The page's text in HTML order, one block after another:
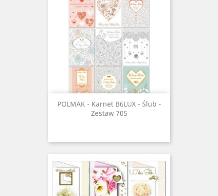
POLMAK - Karnet B6LUX - Ślub -
Zestaw 705